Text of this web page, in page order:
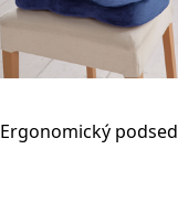
Ergonomický